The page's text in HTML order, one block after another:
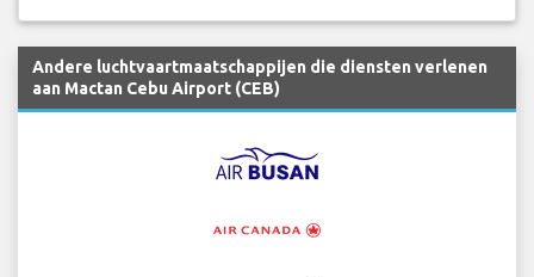
Andere luchtvaartmaatschappijen die diensten verlenen
aan Mactan Cebu Airport (CEB)